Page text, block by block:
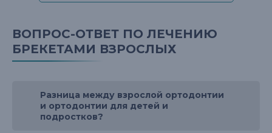
ВОПРОС-ОТВЕТ ПО ЛЕЧЕНИЮ
БРЕКЕТАМИ ВЗРОСЛЫХ
Разница между взрослой ортодонтии
и ортодонтии для детей и
подростков?